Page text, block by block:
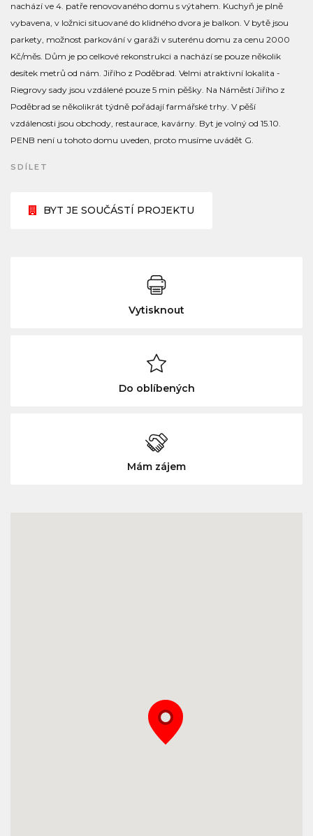
nachází ve 4. patře renovovaného domu s výtahem. Kuchyň je plně
vybavena, v ložnici situované do klidného dvora je balkon. V bytě jsou
parkety, možnost parkování v garáži v suterénu domu za cenu 2000
Kč/měs. Dům je po celkové rekonstrukci a nachází se pouze několik
desítek metrů od nám. Jiřího z Poděbrad. Velmi atraktivní lokalita -
Riegrovy sady jsou vzdálené pouze 5 min pěšky. Na Náměstí Jiřího z
Poděbrad se několikrát týdně pořádají farmářské trhy. V pěší
vzdálenosti jsou obchody, restaurace, kavárny. Byt je volný od 15.10.
PENB není u tohoto domu uveden, proto musíme uvádět G.
SDÍLET
BYT JE SOUČÁSTÍ PROJEKTU
Vytisknout
Do oblíbených
Mám zájem